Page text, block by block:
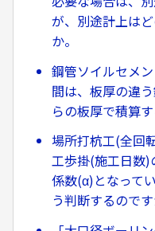
が、別途計上は
か。
鋼管ソイルセメ
間は、板厚の違
らの板厚で積算す
場所打杭工(全回
工歩掛(施工日数
係数(α)となって
う判断するのです